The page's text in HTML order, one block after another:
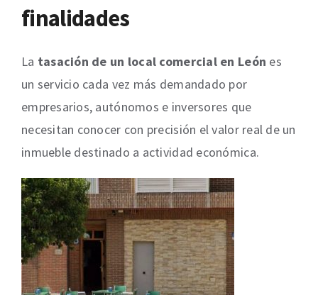
finalidades
La tasación de un local comercial en León es
un servicio cada vez más demandado por
empresarios, autónomos e inversores que
necesitan conocer con precisión el valor real de un
inmueble destinado a actividad económica.